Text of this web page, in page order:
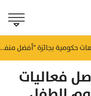
منذ ٧ ساعات محافظ الظاهرة يُكرّم 3 جهات حكومية بجائزة "أفضل منفذ تقديم خدمة" لعام 2025
فعاليات